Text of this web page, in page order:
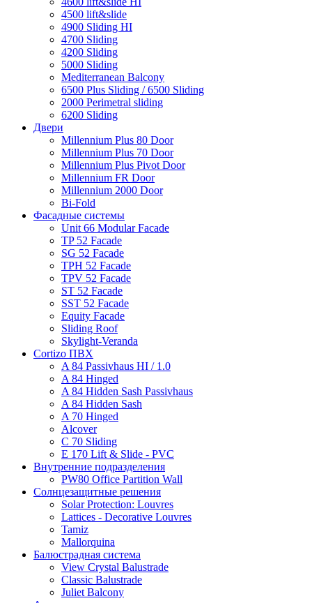
4500 lift&slide
4900 Sliding HI
4700 Sliding
4200 Sliding
5000 Sliding
Mediterranean Balcony
6500 Plus Sliding / 6500 Sliding
2000 Perimetral sliding
6200 Sliding
Двери
Millennium Plus 80 Door
Millennium Plus 70 Door
Millennium Plus Pivot Door
Millennium FR Door
Millennium 2000 Door
Bi-Fold
Фасадные системы
Unit 66 Modular Facade
TP 52 Facade
SG 52 Facade
TPH 52 Facade
TPV 52 Facade
ST 52 Facade
SST 52 Facade
Equity Facade
Sliding Roof
Skylight-Veranda
Cortizo ПВХ
A 84 Passivhaus HI / 1.0
A 84 Hinged
A 84 Hidden Sash Passivhaus
A 84 Hidden Sash
A 70 Hinged
Alcover
C 70 Sliding
E 170 Lift & Slide - PVC
Внутренние подразделения
PW80 Office Partition Wall
Солнцезащитные решения
Solar Protection: Louvres
Lattices - Decorative Louvres
Tamiz
Mallorquina
Балюстрадная система
View Crystal Balustrade
Classic Balustrade
Juliet Balcony